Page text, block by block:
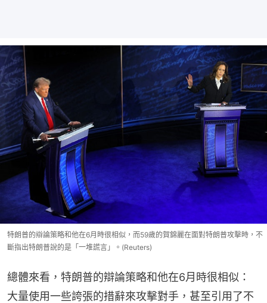
特朗普的辯論策略和他在6月時很相似，而59歲的賀錦麗在面對特朗普攻擊時，不
斷指出特朗普說的是「一堆謊言」。(Reuters)
總體來看，特朗普的辯論策略和他在6月時很相似：
大量使用一些誇張的措辭來攻擊對手，甚至引用了不